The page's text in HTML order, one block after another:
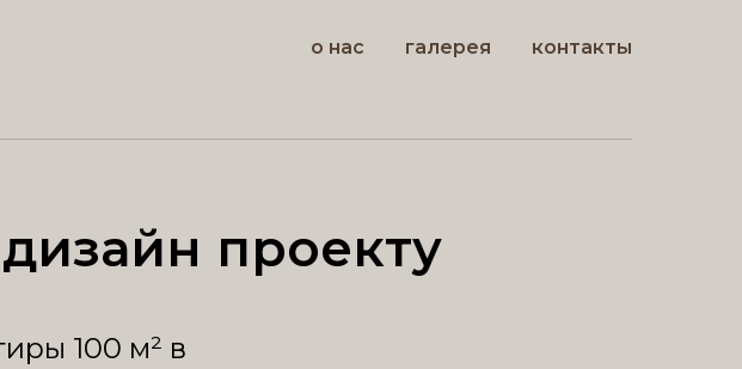
о нас галерея контакты
проекту
100 м² в